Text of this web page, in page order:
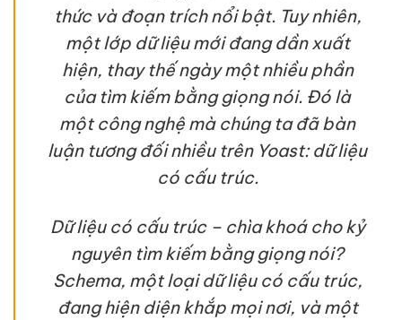
thức và đoạn trích nổi bật. Tuy nhiên,
một lớp dữ liệu mới đang dần xuất
hiện, thay thế ngày một nhiều phần
của tìm kiếm bằng giọng nói. Đó là
một công nghệ mà chúng ta đã bàn
luận tương đối nhiều trên Yoast: dữ liệu
có cấu trúc.
Dữ liệu có cấu trúc – chìa khoá cho kỷ
nguyên tìm kiếm bằng giọng nói?
Schema, một loại dữ liệu có cấu trúc,
đang hiện diện khắp mọi nơi, và một